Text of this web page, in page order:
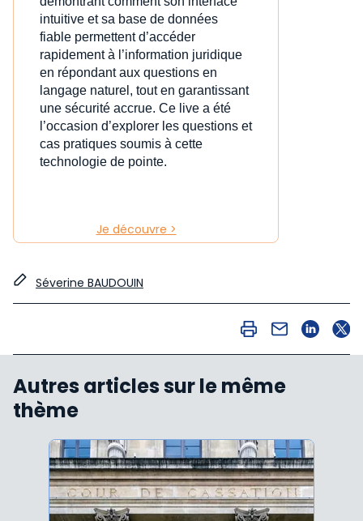
intuitive et sa base de données
fiable permettent d’accéder
rapidement à l’information juridique
en répondant aux questions en
langage naturel, tout en garantissant
une sécurité accrue. Ce live a été
l’occasion d’explorer les questions et
cas pratiques soumis à cette
technologie de pointe.
Je découvre >
Séverine BAUDOUIN
Autres articles sur le même
thème